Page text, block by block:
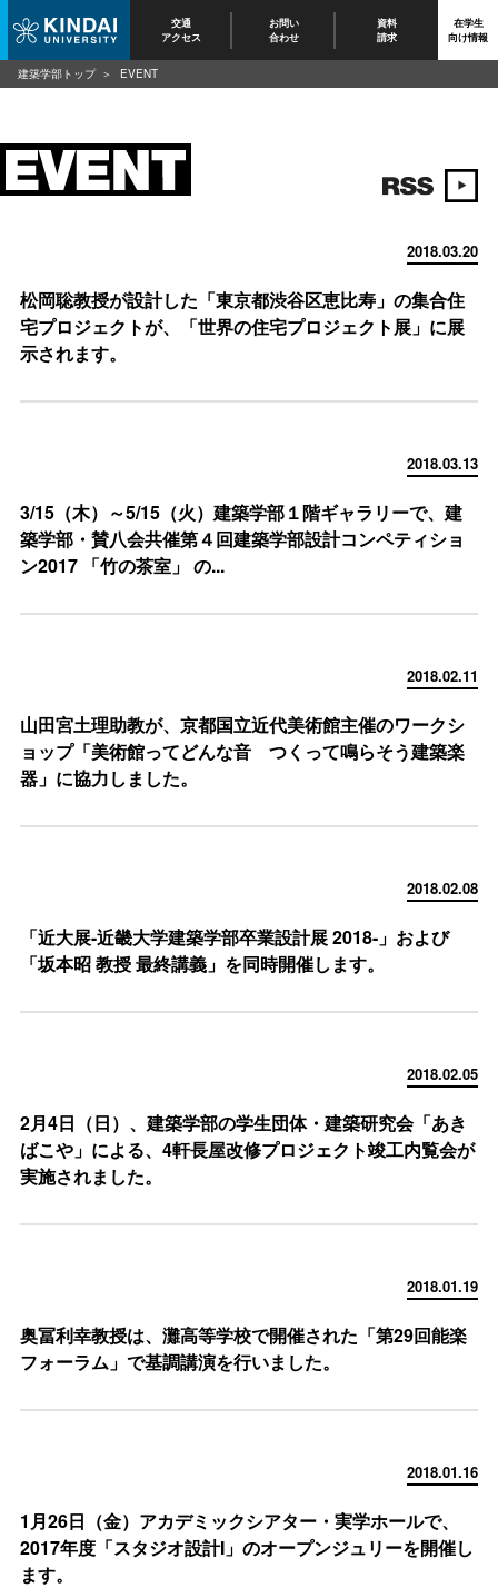
交通
アクセス
お問い
合わせ
資料
請求
在学生
向け情報
2018.03.20
松岡聡教授が設計した「東京都渋谷区恵比寿」の集合住
宅プロジェクトが、「世界の住宅プロジェクト展」に展
示されます。
2018.03.13
3/15（木）～5/15（火）建築学部１階ギャラリーで、建
築学部・賛八会共催第４回建築学部設計コンペティショ
ン2017 「竹の茶室」 の...
2018.02.11
山田宮土理助教が、京都国立近代美術館主催のワークシ
ョップ「美術館ってどんな音 つくって鳴らそう建築楽
器」に協力しました。
2018.02.08
「近大展-近畿大学建築学部卒業設計展 2018-」および
「坂本昭 教授 最終講義」を同時開催します。
2018.02.05
2月4日（日）、建築学部の学生団体・建築研究会「あき
ばこや」による、4軒長屋改修プロジェクト竣工内覧会が
実施されました。
2018.01.19
奥冨利幸教授は、灘高等学校で開催された「第29回能楽
フォーラム」で基調講演を行いました。
2018.01.16
1月26日（金）アカデミックシアター・実学ホールで、
2017年度「スタジオ設計I」のオープンジュリーを開催し
ます。
建築学部トップ EVENT